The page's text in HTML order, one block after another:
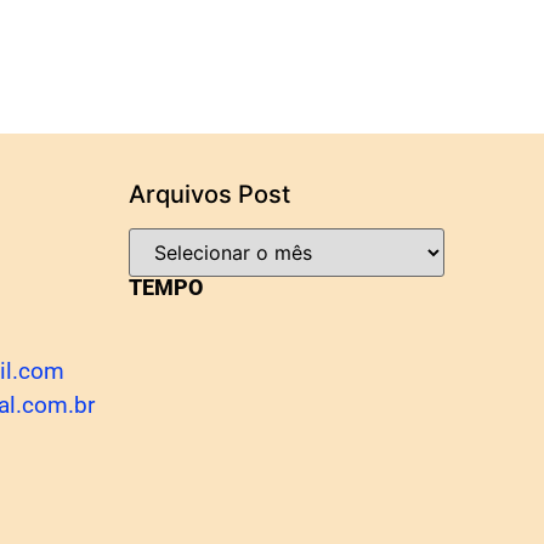
Arquivos Post
TEMPO